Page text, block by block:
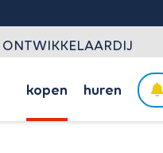
ONTWIKKELAARDIJ
kopen huren